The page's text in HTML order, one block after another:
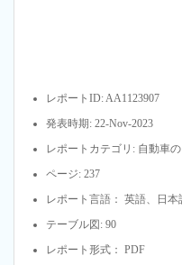
レポートID: AA1123907
発表時期: 22-Nov-2023
レポートカテゴリ: 自動車の
ページ: 237
レポート言語： 英語、日本
テーブル図: 90
レポート形式： PDF